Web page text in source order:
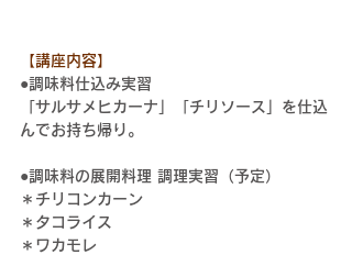
【講座内容】
●調味料仕込み実習
「サルサメヒカーナ」「チリソース」を仕込
んでお持ち帰り。
●調味料の展開料理 調理実習（予定）
＊ チリコンカーン
＊タコライス
＊ ワカモレ